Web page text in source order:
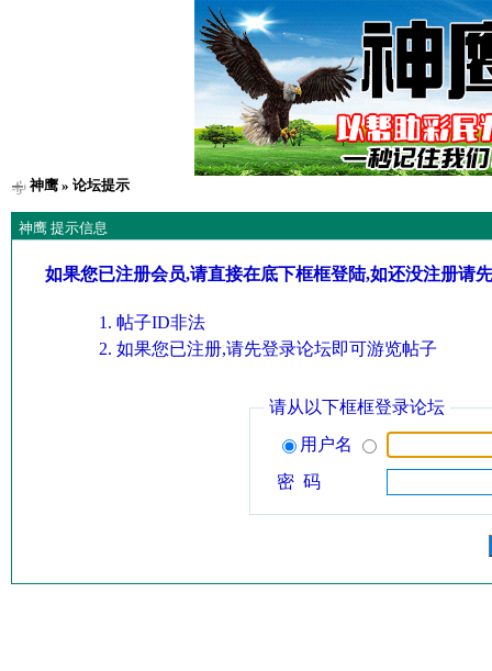
神鹰» 论坛提示
神鹰 提示信息
如果您已注册会员,请直接在底下框框登陆,如还没注册请
帖子ID非法
如果您已注册,请先登录论坛即可游览帖子
请从以下框框登录论坛
用户名
密 码